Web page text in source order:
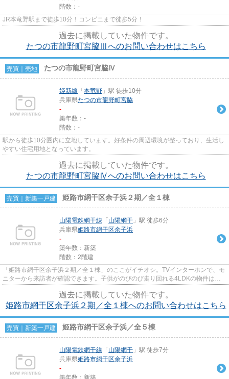
階数：-
JR本竜野駅まで徒歩10分！コンビニまで徒歩5分！
過去に掲載していた物件です。
たつの市龍野町宮脇Ⅲへのお問い合わせはこちら
売買｜売地 たつの市龍野町宮脇Ⅳ
姫新線 「 本竜野 」駅 徒歩10分
兵庫県たつの市龍野町宮脇
-
築年数：-
階数：-
駅から徒歩10分圏内に立地しています。好条件の周辺環境が整っており、生活し
やすい住宅用地となっています。
過去に掲載していた物件です。
たつの市龍野町宮脇Ⅳへのお問い合わせはこちら
売買｜新築一戸建 姫路市網干区余子浜２期／全１棟
山陽電鉄網干線 「 山陽網干 」駅 徒歩6分
兵庫県姫路市網干区余子浜
-
築年数：新築
階数：2階建
「姫路市網干区余子浜２期／全１棟」のここがイチオシ。TVインターホンで、モ
ニターから来訪者が確認できます。子供がのびのび走り回れる4LDKの物件はこ
過去に掲載していた物件です。
姫路市網干区余子浜２期／全１棟へのお問い合わせはこちら
売買｜新築一戸建 姫路市網干区余子浜／全５棟
山陽電鉄網干線 「 山陽網干 」駅 徒歩7分
兵庫県姫路市網干区余子浜
-
築年数：新築